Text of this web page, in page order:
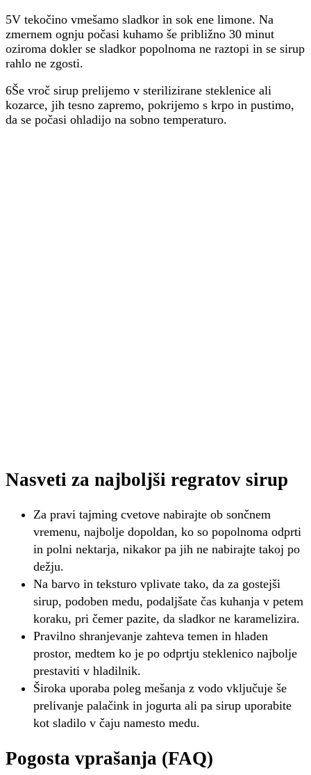
5V tekočino vmešamo sladkor in sok ene limone. Na
zmernem ognju počasi kuhamo še približno 30 minut
oziroma dokler se sladkor popolnoma ne raztopi in se sirup
rahlo ne zgosti.
6Še vroč sirup prelijemo v sterilizirane steklenice ali
kozarce, jih tesno zapremo, pokrijemo s krpo in pustimo,
da se počasi ohladijo na sobno temperaturo.
Nasveti za najboljši regratov sirup
Za pravi tajming cvetove nabirajte ob sončnem
vremenu, najbolje dopoldan, ko so popolnoma odprti
in polni nektarja, nikakor pa jih ne nabirajte takoj po
dežju.
Na barvo in teksturo vplivate tako, da za gostejši
sirup, podoben medu, podaljšate čas kuhanja v petem
koraku, pri čemer pazite, da sladkor ne karamelizira.
Pravilno shranjevanje zahteva temen in hladen
prostor, medtem ko je po odprtju steklenico najbolje
prestaviti v hladilnik.
Široka uporaba poleg mešanja z vodo vključuje še
prelivanje palačink in jogurta ali pa sirup uporabite
kot sladilo v čaju namesto medu.
Pogosta vprašanja (FAQ)